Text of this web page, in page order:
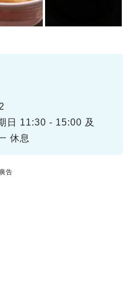
日 11:30 - 15:00 及
休息
廣告